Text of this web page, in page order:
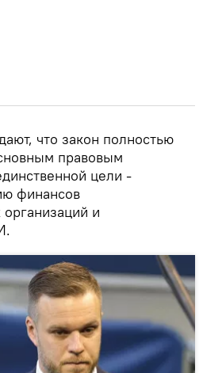
что закон полностью
правовым
цели -
финансов
и